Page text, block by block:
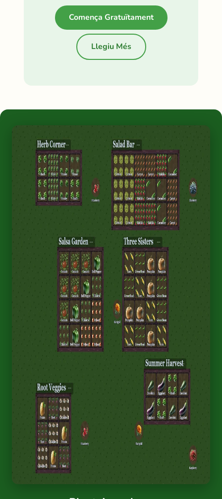
Comença Gratuïtament
Llegiu Més